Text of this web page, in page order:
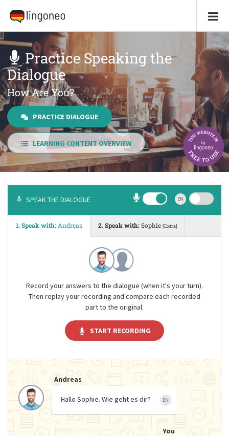
Practice Speaking the
Dialogue
How Are You?
PRACTICE DIALOGUE
LEARNING CONTENT OVERVIEW
SPEAK THE DIALOGUE EN
1. Speak with: Andreas 2. Speak with:Sophie [Extra]
Record your answers to the dialogue (when it's your turn).
Then replay your recording and compare each recorded
part to the original.
START RECORDING
Andreas
Hallo Sophie. Wie geht es dir? EN
You